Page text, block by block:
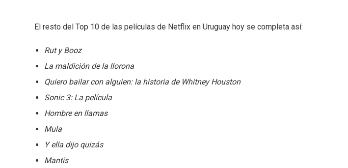
El resto del Top 10 de las películas de Netflix en Uruguay hoy se completa así:
Rut y Booz
La maldición de la llorona
Quiero bailar con alguien: la historia de Whitney Houston
Sonic 3: La película
Hombre en llamas
Mula
Y ella dijo quizás
Mantis